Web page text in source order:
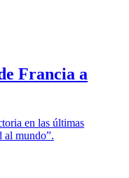
Francia a